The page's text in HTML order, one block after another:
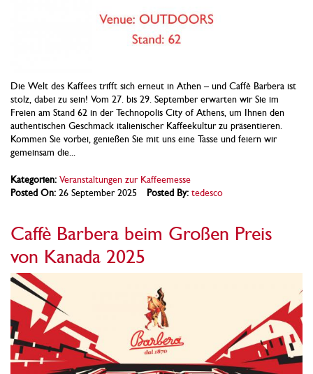
Die Welt des Kaffees trifft sich erneut in Athen – und Caffè Barbera ist
stolz, dabei zu sein! Vom 27. bis 29. September erwarten wir Sie im
Freien am Stand 62 in der Technopolis City of Athens, um Ihnen den
authentischen Geschmack italienischer Kaffeekultur zu präsentieren.
Kommen Sie vorbei, genießen Sie mit uns eine Tasse und feiern wir
gemeinsam die...
Kategorien: Veranstaltungen zur Kaffeemesse
Posted On: 26 September 2025 Posted By: tedesco
Caffè Barbera beim Großen Preis
von Kanada 2025